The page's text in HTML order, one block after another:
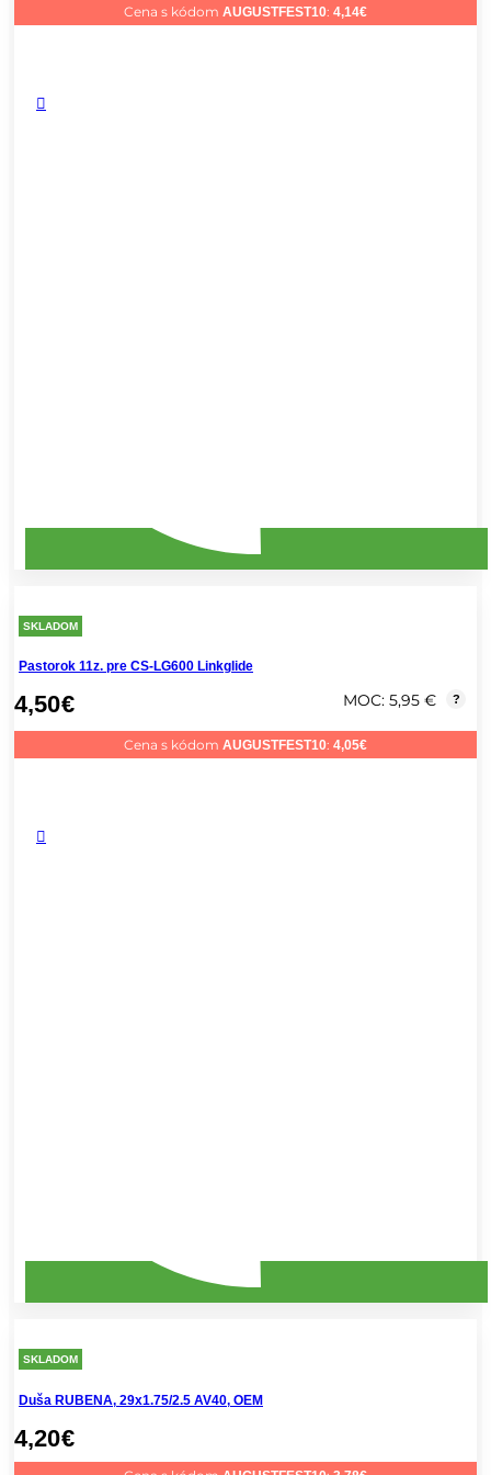
Cena s kódom AUGUSTFEST10: 4,14€
SKLADOM
Pastorok 11z. pre CS-LG600 Linkglide
4,50€ MOC: 5,95 € ?
Cena s kódom AUGUSTFEST10: 4,05€
SKLADOM
Duša RUBENA, 29x1.75/2.5 AV40, OEM
4,20€